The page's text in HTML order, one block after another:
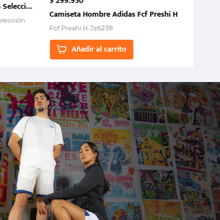
Colombia FCF 2026.
Camiseta Hombre Adidas Fcf Preshi H
Fcf Preshi H Jz6238
Añadir al carrito